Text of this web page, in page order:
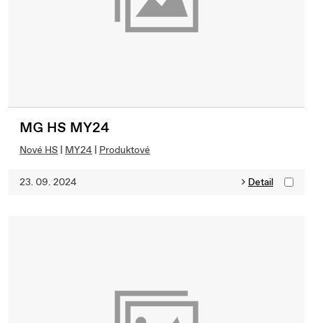
MG HS MY24
Nové HS | MY24 | Produktové
23. 09. 2024 Detail